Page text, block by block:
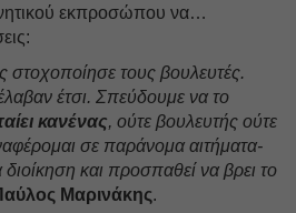
εκπροσώπου να…
στοχοποίησε τους βουλευτές.
έτσι. Σπεύδουμε να το
κανένας, ούτε βουλευτής ούτε
σε παράνομα αιτήματα-
και προσπαθεί να βρει το
Μαρινάκης.